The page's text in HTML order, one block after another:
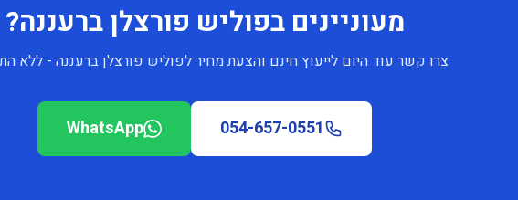
מעוניינים בפוליש פורצלן ברעננה?
צרו קשר עוד היום לייעוץ חינם והצעת מחיר לפוליש פורצלן ברעננה - ללא
054-657-0551
WhatsApp